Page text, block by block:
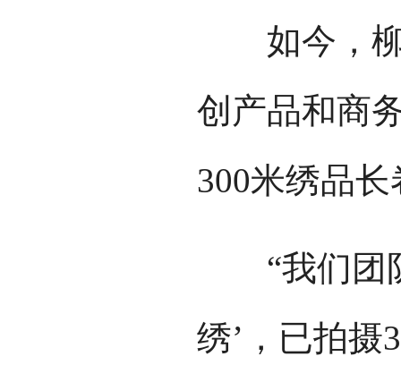
如今，柳
创产品和商
300米绣品
“我们团队
绣’，已拍摄